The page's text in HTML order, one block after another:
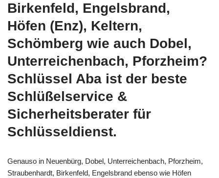
Birkenfeld, Engelsbrand,
Höfen (Enz), Keltern,
Schömberg wie auch Dobel,
Unterreichenbach, Pforzheim?
Schlüssel Aba ist der beste
Schlüßelservice &
Sicherheitsberater für
Schlüsseldienst.
Genauso in Neuenbürg, Dobel, Unterreichenbach, Pforzheim,
Straubenhardt, Birkenfeld, Engelsbrand ebenso wie Höfen